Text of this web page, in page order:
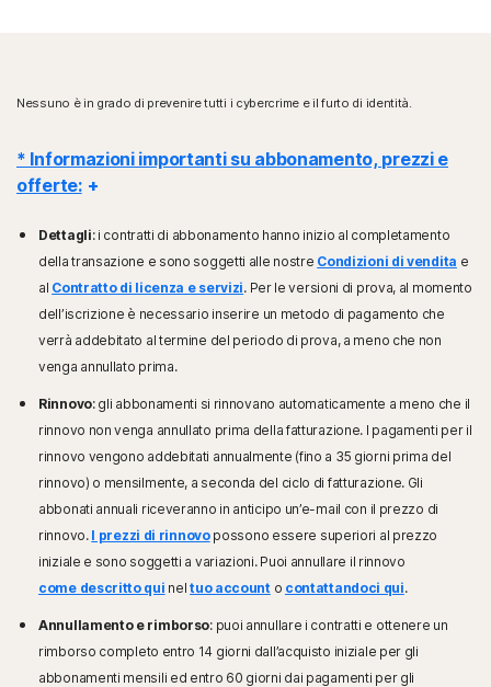
Nessuno è in grado di prevenire tutti i cybercrime e il furto di identità.
* Informazioni importanti su abbonamento, prezzi e
offerte:
Dettagli: i contratti di abbonamento hanno inizio al completamento
della transazione e sono soggetti alle nostre Condizioni di vendita e
al Contratto di licenza e servizi. Per le versioni di prova, al momento
dell’iscrizione è necessario inserire un metodo di pagamento che
verrà addebitato al termine del periodo di prova, a meno che non
venga annullato prima.
Rinnovo: gli abbonamenti si rinnovano automaticamente a meno che il
rinnovo non venga annullato prima della fatturazione. I pagamenti per il
rinnovo vengono addebitati annualmente (fino a 35 giorni prima del
rinnovo) o mensilmente, a seconda del ciclo di fatturazione. Gli
abbonati annuali riceveranno in anticipo un’e-mail con il prezzo di
rinnovo. I prezzi di rinnovopossono essere superiori al prezzo
iniziale e sono soggetti a variazioni. Puoi annullare il rinnovo
come descritto qui neltuo account o contattandoci qui.
Annullamento e rimborso: puoi annullare i contratti e ottenere un
rimborso completo entro 14 giorni dall’acquisto iniziale per gli
abbonamenti mensili ed entro 60 giorni dai pagamenti per gli